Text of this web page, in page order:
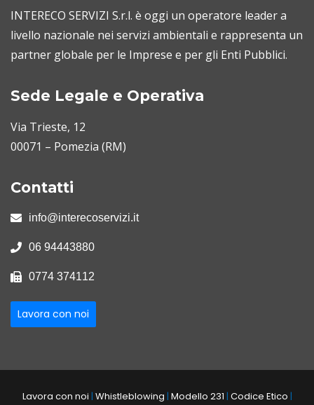
INTERECO SERVIZI S.r.l. è oggi un operatore leader a
livello nazionale nei servizi ambientali e rappresenta un
partner globale per le Imprese e per gli Enti Pubblici.
Sede Legale e Operativa
Via Trieste, 12
00071 – Pomezia (RM)
Contatti
info@interecoservizi.it
06 94443880
0774 374112
Lavora con noi
Lavora con noi | Whistleblowing | Modello 231 | Codice Etico |